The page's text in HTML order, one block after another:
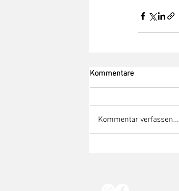
Kommentare
Kommentar verfassen...